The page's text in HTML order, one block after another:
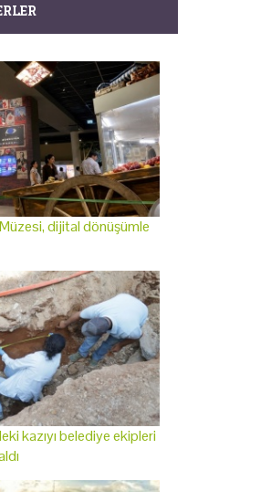
dijital dönüşümle
kazıyı belediye ekipleri